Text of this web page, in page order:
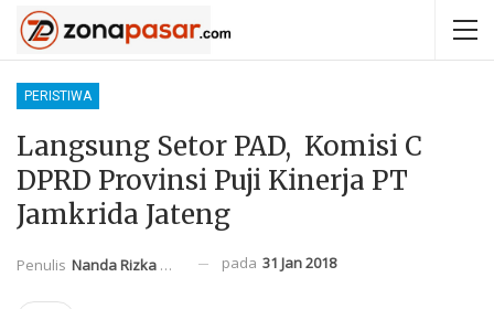
PERISTIWA
Langsung Setor PAD, Komisi C
DPRD Provinsi Puji Kinerja PT
Jamkrida Jateng
Penulis Nanda Rizka Mahendra pada 31 Jan 2018